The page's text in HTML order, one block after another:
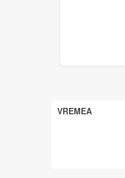
VREMEA